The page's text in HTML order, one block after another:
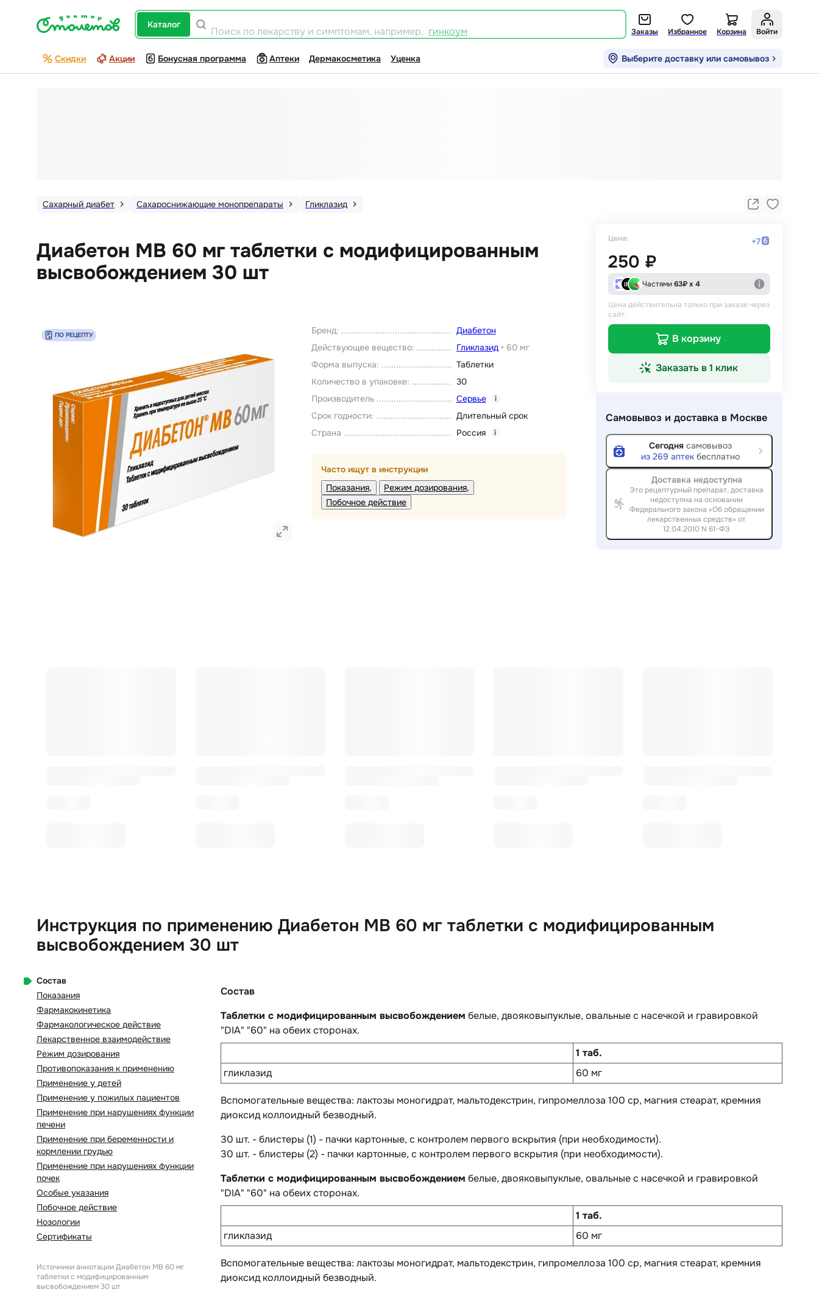
каталог
Поиск по лекарству и симптомам, например, гинкоум Заказы Избранное Корзина Войти
Скидки Акции Бонусная программа Аптеки Дермакосметика Уценка Выберите доставку или самовывоз
Сахарный диабет Сахароснижающие монопрепараты Гликлазид
Диабетон МВ 60 мг таблетки с модифицированным
высвобождением 30 шт
ПО РЕЦЕПТУ Бренд:
Диабетон
Действующее вещество: Гликлазид• 60 мг
Форма выпуска:
Таблетки
Количество в упаковке:
30
Производитель
Сервье i
Срок годности:
Длительный срок
Страна
Россия i
Часто ищут в инструкции
Показания
Режим дозирования
Побочное действие
Цена: +7
250 ₽
Частями63₽ х 4
Цена действительна только при заказе через
сайт.
В корзину
Заказать в 1 клик
Самовывоз и доставка в Москве
Сегодня самовывоз
из 269 аптек бесплатно
Доставка недоступна
Это рецептурный препарат, доставка
недоступна на основании
Федерального закона «Об обращении
лекарственных средств» от
12.04.2010 N 61-ФЗ
Инструкция по применению Диабетон МВ 60 мг таблетки с модифицированным
высвобождением 30 шт
Состав
Показания
Фармакокинетика
Фармакологическое действие
Лекарственное взаимодействие
Режим дозирования
Противопоказания к применению
Применение у детей
Применение у пожилых пациентов
Применение при нарушениях функции
печени
Применение при беременности и
кормлении грудью
Применение при нарушениях функции
почек
Особые указания
Побочное действие
Нозологии
Сертификаты
Источники аннотацииДиабетон МВ 60 мг
таблетки с модифицированным
высвобождением 30 шт
Состав
Таблетки с модифицированным высвобождением белые, двояковыпуклые, овальные с насечкой и гравировкой
"DIA" "60" на обеих сторонах.
1 таб.
гликлазид
60 мг
Вспомогательные вещества: лактозы моногидрат, мальтодекстрин, гипромеллоза 100 cp, магния стеарат, кремния
диоксид коллоидный безводный.
30 шт. - блистеры (1) - пачки картонные, с контролем первого вскрытия (при необходимости).
30 шт. - блистеры (2) - пачки картонные, с контролем первого вскрытия (при необходимости).
Таблетки с модифицированным высвобождением белые, двояковыпуклые, овальные с насечкой и гравировкой
"DIA" "60" на обеих сторонах.
1 таб.
гликлазид
60 мг
Вспомогательные вещества: лактозы моногидрат, мальтодекстрин, гипромеллоза 100 cp, магния стеарат, кремния
диоксид коллоидный безводный.